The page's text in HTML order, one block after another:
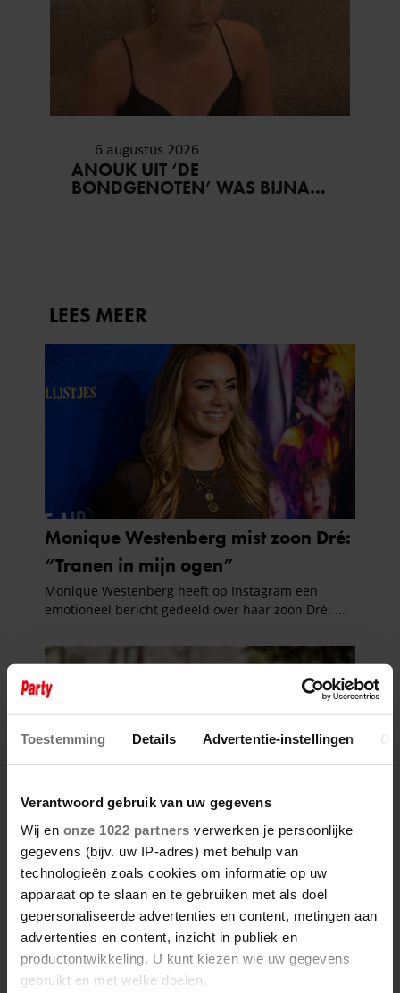
Toestemming Details Advertentie-instellingen
Verantwoord gebruik van uw gegevens
Wij en onze 1022 partners verwerken je persoonlijke
gegevens (bijv. uw IP-adres) met behulp van
technologieën zoals cookies om informatie op uw
apparaat op te slaan en te gebruiken met als doel
gepersonaliseerde advertenties en content, metingen aan
advertenties en content, inzicht in publiek en
productontwikkeling. U kunt kiezen wie uw gegevens
gebruikt en met welke doelen.
6 augustus 2026
ANOUK UIT ‘DE
BONDGENOTEN’ WAS BIJNA